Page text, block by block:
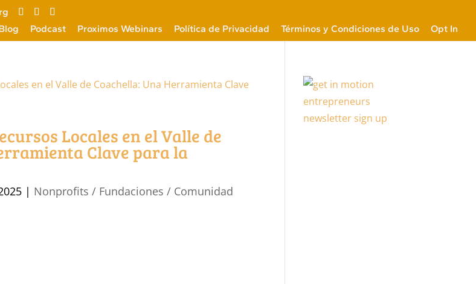
Podcast Proximos Webinars Política de Privacidad Términos y Condiciones de Uso Opt In
Locales en el Valle de
Clave para la
| Nonprofits / Fundaciones / Comunidad